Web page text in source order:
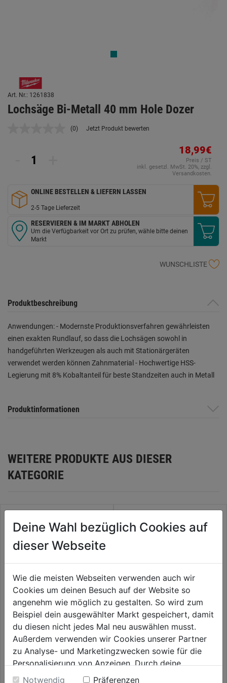
Art. Nr.: 1261838
Lochsäge Bi-Metall 40 mm Hole Dozer
Kein
(0) Jetzt Produkt bewerten
18,99€
Preis / ST
inkl. gesetzl. MwSt. 20%, zzgl.
Versandkosten.
ONLINE BESTELLEN & LIEFERN LASSEN
2-5 Tage Lieferzeit
RESERVIEREN & IM MARKT ABHOLEN
Um die Verfügbarkeit vor Ort zu prüfen, wähle bitte deinen
Markt
WUNSCHLISTE
Produktbeschreibung
Anwendungen: - Modernste Produktionsverfahren gewährleisten
einen exakten Rundlauf, so dass die Lochsägen sowohl in
handgeführten Werkzeugen als auch mit Stationärgeräten
verwendet werden können Zahnmaterial - Hochwertige HSS-
Legierung mit 8% Kobaltanteil für beste Standzeiten auch in Metall
Produktinformationen
WEITERE PRODUKTE AUS DIESER
KATEGORIE
Diamant-Bohrkrone DM 6mm
für Winkelschleifer M14,1
0.0 (0)
19,59€
Diamant-Bohrkrone DM 8mm
für Winkelschleifer M14,1
0.0 (0)
0.0
21,59€
Deine Wahl bezüglich Cookies auf
dieser Webseite
Wie die meisten Webseiten verwenden auch wir
Cookies um deinen Besuch auf der Website so
angenehm wie möglich zu gestalten. So wird zum
Beispiel dein ausgewählter Markt gespeichert, damit
du diesen nicht jedes Mal neu auswählen musst.
Außerdem verwenden wir Cookies unserer Partner
zu Analyse- und Marketingzwecken sowie für die
Personalisierung von Anzeigen. Durch deine
Einwilligung werden die Daten von Drittanbieter,
Notwendig
Präferenzen